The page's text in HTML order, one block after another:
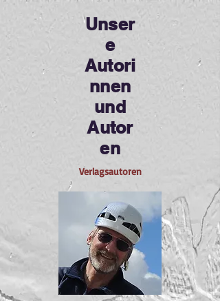
Unser
e
Autori
nnen
und
Autor
en
Verlagsautoren